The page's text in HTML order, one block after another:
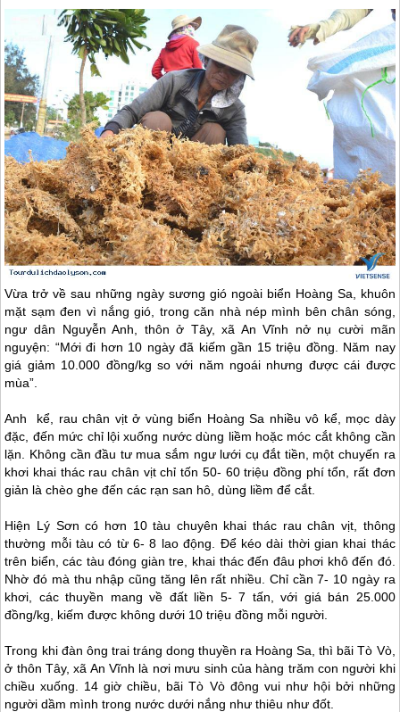
Vừa trở về sau những ngày sương gió ngoài biển Hoàng Sa, khuôn
mặt sạm đen vì nắng gió, trong căn nhà nép mình bên chân sóng,
ngư dân Nguyễn Anh, thôn ở Tây, xã An Vĩnh nở nụ cười mãn
nguyện: “Mới đi hơn 10 ngày đã kiếm gần 15 triệu đồng. Năm nay
giá giảm 10.000 đồng/kg so với năm ngoái nhưng được cái được
mùa”.
Anh kể, rau chân vịt ở vùng biển Hoàng Sa nhiều vô kể, mọc dày
đặc, đến mức chỉ lội xuống nước dùng liềm hoặc móc cắt không cần
lặn. Không cần đầu tư mua sắm ngư lưới cụ đắt tiền, một chuyến ra
khơi khai thác rau chân vịt chỉ tốn 50- 60 triệu đồng phí tổn, rất đơn
giản là chèo ghe đến các rạn san hô, dùng liềm để cắt.
Hiện Lý Sơn có hơn 10 tàu chuyên khai thác rau chân vịt, thông
thường mỗi tàu có từ 6- 8 lao động. Để kéo dài thời gian khai thác
trên biển, các tàu đóng giàn tre, khai thác đến đâu phơi khô đến đó.
Nhờ đó mà thu nhập cũng tăng lên rất nhiều. Chỉ cần 7- 10 ngày ra
khơi, các thuyền mang về đất liền 5- 7 tấn, với giá bán 25.000
đồng/kg, kiếm được không dưới 10 triệu đồng mỗi người.
Trong khi đàn ông trai tráng dong thuyền ra Hoàng Sa, thì bãi Tò Vò,
ở thôn Tây, xã An Vĩnh là nơi mưu sinh của hàng trăm con người khi
chiều xuống. 14 giờ chiều, bãi Tò Vò đông vui như hội bởi những
người dầm mình trong nước dưới nắng như thiêu như đốt.